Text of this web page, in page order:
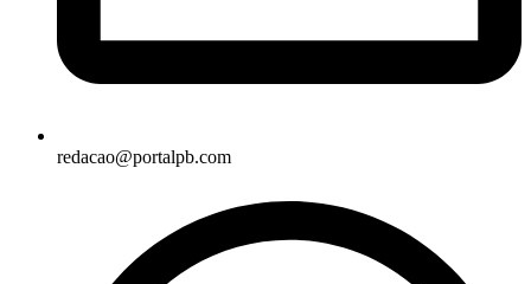
redacao@portalpb.com